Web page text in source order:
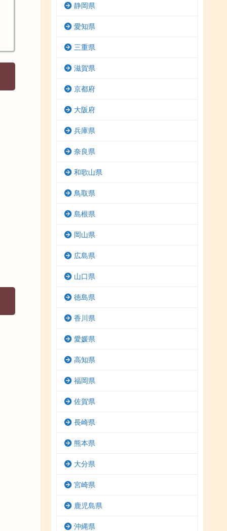
静岡県
愛知県
三重県
滋賀県
京都府
大阪府
兵庫県
奈良県
和歌山県
鳥取県
島根県
岡山県
広島県
山口県
徳島県
香川県
愛媛県
高知県
福岡県
佐賀県
長崎県
熊本県
大分県
宮崎県
鹿児島県
沖縄県